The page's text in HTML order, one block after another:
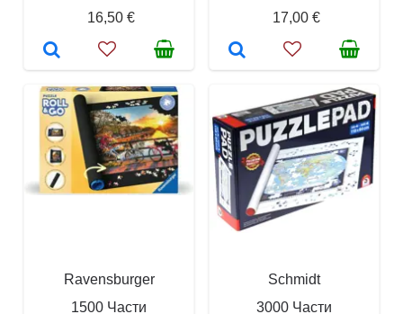
16,50 €
17,00 €
Ravensburger
1500 Части
Schmidt
3000 Части